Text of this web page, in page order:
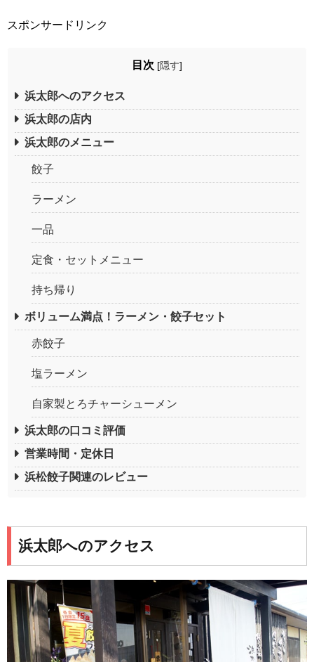
スポンサードリンク
目次 [隠す]
浜太郎へのアクセス
浜太郎の店内
浜太郎のメニュー
餃子
ラーメン
一品
定食・セットメニュー
持ち帰り
ボリューム満点！ラーメン・餃子セット
赤餃子
塩ラーメン
自家製とろチャーシューメン
浜太郎の口コミ評価
営業時間・定休日
浜松餃子関連のレビュー
浜太郎へのアクセス